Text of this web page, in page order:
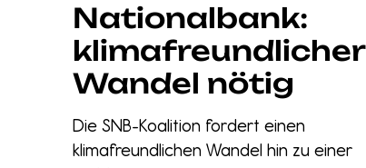
Nationalbank:
klimafreundlicher
Wandel nötig
Die SNB-Koalition fordert einen
klimafreundlichen Wandel hin zu einer